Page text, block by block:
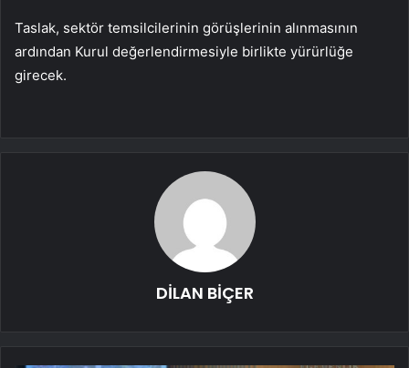
Taslak, sektör temsilcilerinin görüşlerinin alınmasının
ardından Kurul değerlendirmesiyle birlikte yürürlüğe
girecek.
DİLAN BİÇER